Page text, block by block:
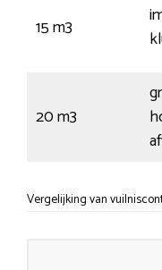
15 m3
20 m3
Vergelijking van